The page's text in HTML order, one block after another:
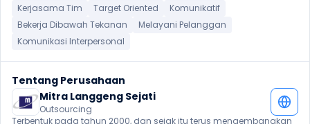
Kerjasama Tim Target Oriented
Komunikatif
Bekerja Dibawah Tekanan
Melayani Pelanggan
Komunikasi Interpersonal
Tentang Perusahaan
Mitra Langgeng Sejati
Outsourcing
Terbentuk pada tahun 2000, dan sejak itu terus mengembangkan